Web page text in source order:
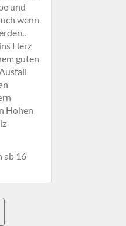
und
wenn
Herz
guten
Hohen
ab 16